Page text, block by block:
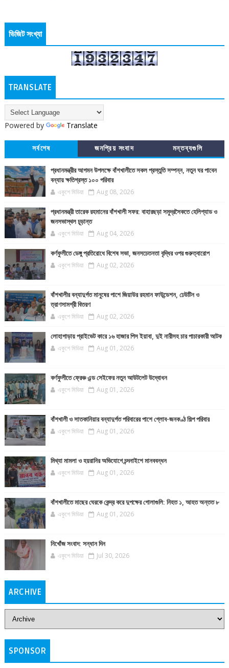
ভিজিট সংখ্যা
TRANSLATE
Powered by Translate
সর্বশেষ জনপ্রিয় সংবাদ মন্তব্যগুলি
প্রধানমন্ত্রীর আগমন উপলক্ষে বাঁশখালীতে সকল প্রস্তুতি সম্পন্ন, নতুন ঘর পাবেন
বন্যায় ক্ষতিগ্রস্ত ১০০ পরিবার
একুশে মিডিয়া Aug 08, 2026
প্রধানমন্ত্রী তারেক রহমানের বাঁশখালী সফর: বাহারছড়া সমুদ্রসৈকতে হেলিপ্যাড ও
জনসভাস্থল চূড়ান্ত
একুশে মিডিয়া Aug 04, 2026
কর্ণফুলীতে ডেঙ্গু প্রতিরোধে বিশেষ সভা, জনসচেতনতা বৃদ্ধির ওপর গুরুত্বারোপ
একুশে মিডিয়া Aug 02, 2026
বাঁশখালীর বন্যাদুর্গত মানুষের পাশে জিয়াউর রহমান ফাউন্ডেশন, ঢেউটিন ও
ত্রাণসামগ্রী বিতরণ
একুশে মিডিয়া Aug 02, 2026
লোহাগাড়ায় প্রাইভেট কারে ১৬ হাজার পিস ইয়াবা, দুই নারীসহ চার পাচারকারী আটক
একুশে মিডিয়া Aug 01, 2026
কর্ণফুলীতে ফ্রেঞ্চ এন্ড সেইফের নতুন আউটলেট উদ্বোধন
একুশে মিডিয়া Aug 01, 2026
বাঁশখালী ও সাতকানিয়ার বন্যাদুর্গত পরিবারের পাশে গ্লোব-জনকণ্ঠ শিল্প পরিবার
একুশে মিডিয়া Aug 01, 2026
মিথ্যা মামলা ও হয়রানির অভিযোগে চন্দনাইশে মানববন্ধন
একুশে মিডিয়া Aug 01, 2026
বাঁশখালীতে মাছের ঘেরকে কেন্দ্র করে দুপক্ষের গোলাগুলি: নিহত ১, আহত অন্তত ৮
একুশে মিডিয়া Aug 01, 2026
নিখোঁজ সংবাদ: সন্ধান দিন
একুশে মিডিয়া Jul 30, 2026
ARCHIVE
SPONSOR